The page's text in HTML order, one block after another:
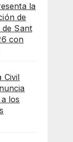
la
de
de Sant
con
Civil
los